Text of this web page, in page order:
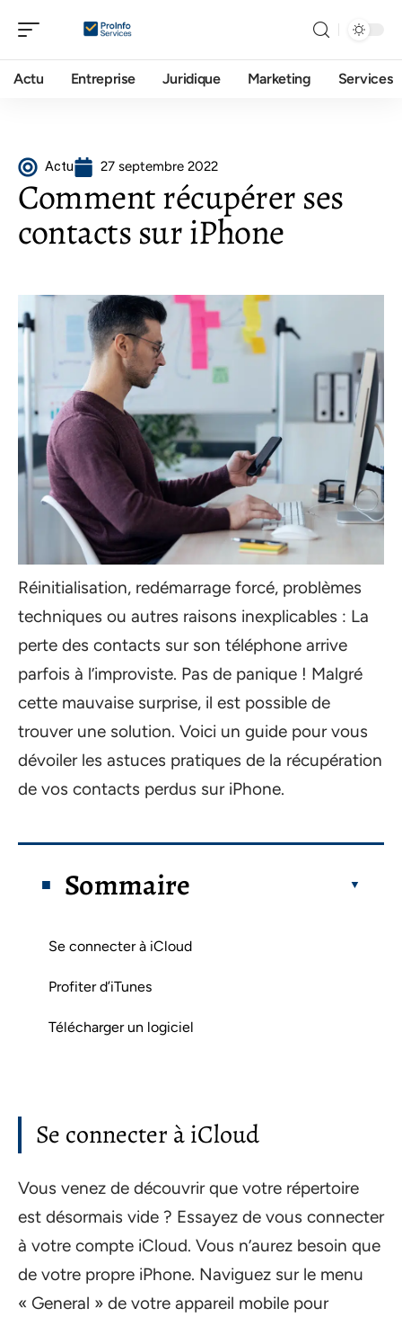
Actu Entreprise Juridique Marketing Services
Actu 27 septembre 2022
Comment récupérer ses
contacts sur iPhone
Réinitialisation, redémarrage forcé, problèmes
techniques ou autres raisons inexplicables : La
perte des contacts sur son téléphone arrive
parfois à l’improviste. Pas de panique ! Malgré
cette mauvaise surprise, il est possible de
trouver une solution. Voici un guide pour vous
dévoiler les astuces pratiques de la récupération
de vos contacts perdus sur iPhone.
Sommaire
Se connecter à iCloud
Profiter d’iTunes
Télécharger un logiciel
Se connecter à iCloud
Vous venez de découvrir que votre répertoire
est désormais vide ? Essayez de vous connecter
à votre compte iCloud. Vous n’aurez besoin que
de votre propre iPhone. Naviguez sur le menu
« General » de votre appareil mobile pour